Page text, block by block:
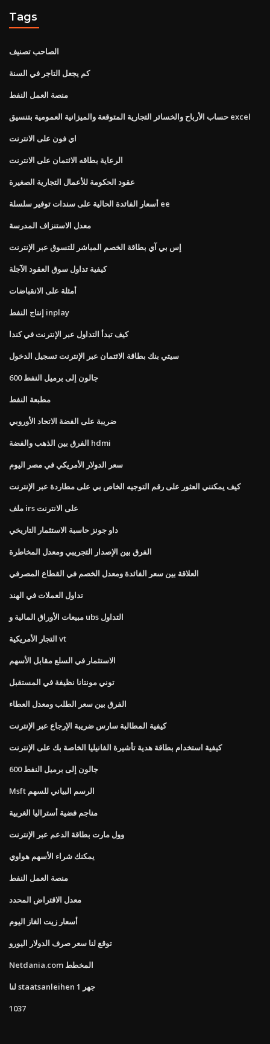
Tags
الصاحب تصنيف
كم يجعل التاجر في السنة
منصة العمل النفط
حساب الأرباح والخسائر التجارية المتوقعة والميزانية العمومية بتنسيق excel
اي فون على الانترنت
الرعاية بطاقه الائتمان على الانترنت
عقود الحكومة للأعمال التجارية الصغيرة
أسعار الفائدة الحالية على سندات توفير سلسلة ee
معدل الاستنزاف المدرسة
إس بي آي بطاقة الخصم المباشر للتسوق عبر الإنترنت
كيفية تداول سوق العقود الآجلة
أمثلة على الانقباضات
إنتاج النفط inplay
كيف تبدأ التداول عبر الإنترنت في كندا
سيتي بنك بطاقة الائتمان عبر الإنترنت تسجيل الدخول
600 جالون إلى برميل النفط
مطبعة النفط
ضريبة على الفضة الاتحاد الأوروبي
الفرق بين الذهب والفضة hdmi
سعر الدولار الأمريكي في مصر اليوم
كيف يمكنني العثور على رقم التوجيه الخاص بي على مطاردة عبر الإنترنت
ملف irs على الانترنت
داو جونز حاسبة الاستثمار التاريخي
الفرق بين الإصدار التجريبي ومعدل المخاطرة
العلاقة بين سعر الفائدة ومعدل الخصم في القطاع المصرفي
تداول العملات في الهند
مبيعات الأوراق المالية و ubs التداول
التجار الأمريكية vt
الاستثمار في السلع مقابل الأسهم
توني مونتانا نظيفة في المستقبل
الفرق بين سعر الطلب ومعدل العطاء
كيفية المطالبة سارس ضريبة الإرجاع عبر الإنترنت
كيفية استخدام بطاقة هدية تأشيرة الفانيليا الخاصة بك على الإنترنت
600 جالون إلى برميل النفط
Msft الرسم البياني للسهم
مناجم فضية أستراليا الغربية
وول مارت بطاقة الدعم عبر الإنترنت
يمكنك شراء الأسهم هواوي
منصة العمل النفط
معدل الاقتراض المحدد
أسعار زيت الغاز اليوم
توقع لنا سعر صرف الدولار اليورو
Netdania.com المخطط
لنا staatsanleihen 1 جهر
1037